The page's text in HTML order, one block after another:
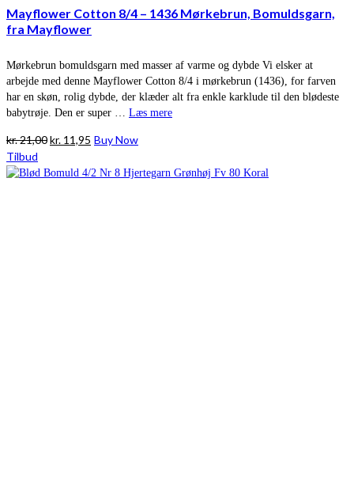
Mayflower Cotton 8/4 – 1436 Mørkebrun, Bomuldsgarn,
fra Mayflower
Mørkebrun bomuldsgarn med masser af varme og dybde Vi elsker at
arbejde med denne Mayflower Cotton 8/4 i mørkebrun (1436), for farven
har en skøn, rolig dybde, der klæder alt fra enkle karklude til den blødeste
babytrøje. Den er super … Læs mere
kr.21,00Den
pris
kr. 11,95 Den
pris
Buy Now
Tilbud